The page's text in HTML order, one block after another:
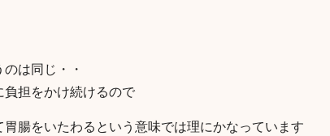
は同じ・・
担をかけ続けるので
腸をいたわるという意味では理にかなっています